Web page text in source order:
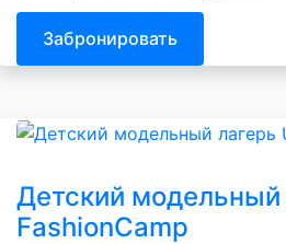
Забронировать
Детский модельный
FashionCamp